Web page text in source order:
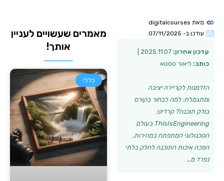
מאת
עודכן ב- 07/11/2025
עדכון אחרון:
כותב: ליאור טסטא
הזדמנות לקריירה יציבה
ומתגמלת: למה לבחור בקורס
בודק תוכנה? קרדיט:
ThisIsEngineering בעולם
הטכנולוגי המתפתח במהירות,
הפכה איכות התוכנה לחלק בלתי
נפרד מ…
מאמרים שעשויים לעניין
אותך!
כללי